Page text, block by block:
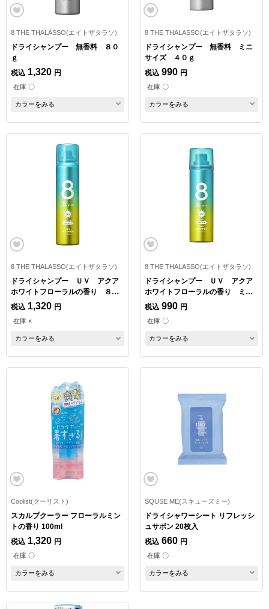
8 THE THALASSO(エイトザタラソ)
ドライシャンプー 無香料 ８０
ｇ
税込 1,320 円
在庫 〇
カラーをみる
8 THE THALASSO(エイトザタラソ)
ドライシャンプー 無香料 ミニ
サイズ ４０ｇ
税込 990 円
在庫 〇
カラーをみる
8 THE THALASSO(エイトザタラソ)
ドライシャンプー ＵＶ アクア
ホワイトフローラルの香り ８０
ｇ
税込 1,320 円
在庫 ×
カラーをみる
8 THE THALASSO(エイトザタラソ)
ドライシャンプー ＵＶ アクア
ホワイトフローラルの香り ミニ
サイズ ４０ｇ
税込 990 円
在庫 〇
カラーをみる
Coolist(クーリスト)
スカルプクーラー フローラルミン
トの香り 100ml
税込 1,320 円
在庫 〇
カラーをみる
SQUSE ME(スキューズミー)
ドライシャワーシート リフレッシ
ュサボン 20枚入
税込 660 円
在庫 〇
カラーをみる